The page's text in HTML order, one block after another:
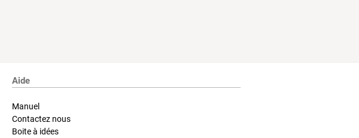
Aide
Manuel
Contactez nous
Boite à idées